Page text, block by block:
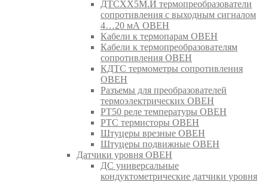
ДТСХХ5М.И термопреобразователи
сопротивления с выходным сигналом
4…20 мА ОВЕН
Кабели к термопарам ОВЕН
Кабели к термопреобразователям
сопротивления ОВЕН
КДТС термометры сопротивления
ОВЕН
Разъемы для преобразователей
термоэлектрических ОВЕН
РТ50 реле температуры ОВЕН
РТС термисторы ОВЕН
Штуцеры врезные ОВЕН
Штуцеры подвижные ОВЕН
Датчики уровня ОВЕН
ДС универсальные
кондуктометрические датчики уровня